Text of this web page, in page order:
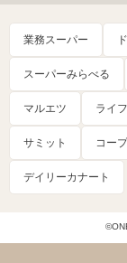
業務スーパー
スーパーみらべる
マルエツ ライ
サミット コー
デイリーカナート